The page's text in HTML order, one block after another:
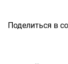
Поделиться в